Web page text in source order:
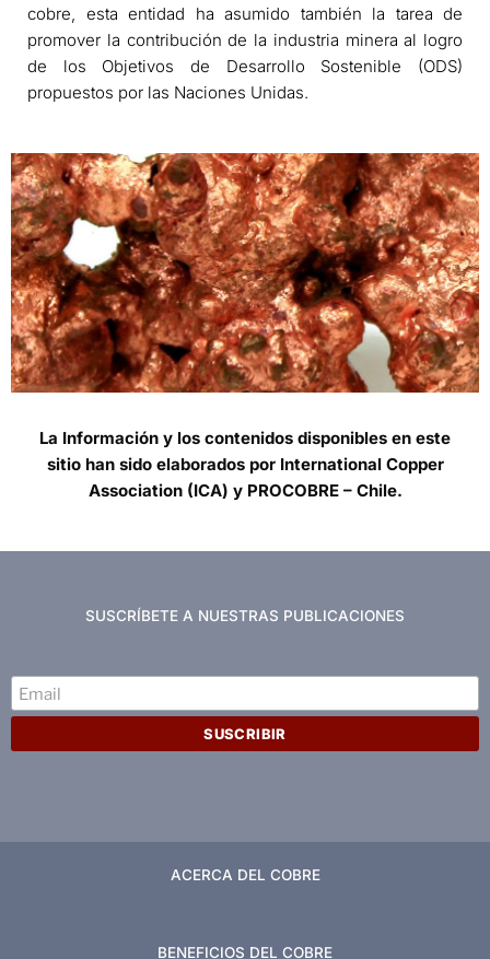
cobre, esta entidad ha asumido también la tarea de
promover la contribución de la industria minera al logro
de los Objetivos de Desarrollo Sostenible (ODS)
propuestos por las Naciones Unidas.
La Información y los contenidos disponibles en este
sitio han sido elaborados por International Copper
Association (ICA) y PROCOBRE – Chile.
SUSCRÍBETE A NUESTRAS PUBLICACIONES
ACERCA DEL COBRE
BENEFICIOS DEL COBRE